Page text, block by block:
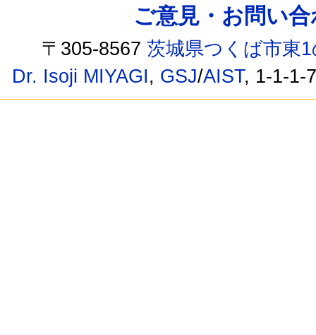
ご意見・お問い
〒305-8567茨城県つくば市東
Dr. Isoji MIYAGI, GSJ/AIST, 1-1-1-